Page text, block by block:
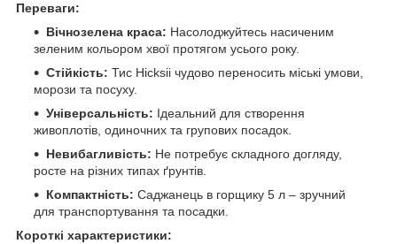
Переваги:
Вічнозелена краса: Насолоджуйтесь насиченим
зеленим кольором хвої протягом усього року.
Стійкість: Тис Hicksii чудово переносить міські умови,
морози та посуху.
Універсальність: Ідеальний для створення
живоплотів, одиночних та групових посадок.
Невибагливість: Не потребує складного догляду,
росте на різних типах ґрунтів.
Компактність: Саджанець в горщику 5 л – зручний
для транспортування та посадки.
Короткі характеристики: